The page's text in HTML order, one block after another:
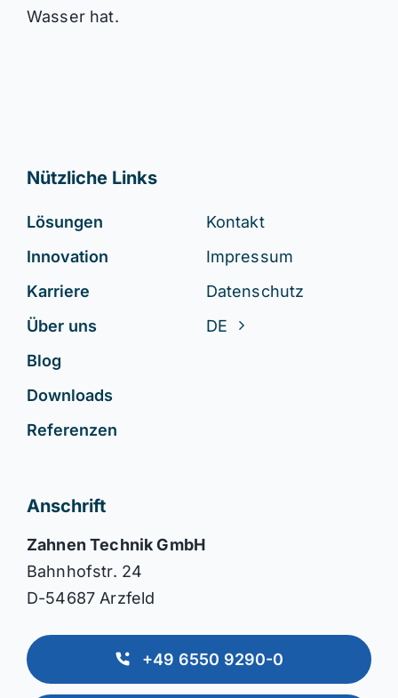
Wasser hat.
Nützliche Links
Lösungen
Innovation
Karriere
Über uns
Blog
Downloads
Referenzen
Kontakt
Impressum
Datenschutz
DE
Anschrift
Zahnen Technik GmbH
Bahnhofstr. 24
D-54687 Arzfeld
+49 6550 9290-0